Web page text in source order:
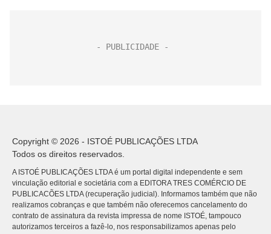
Copyright © 2026 - ISTOÉ PUBLICAÇÕES LTDA
Todos os direitos reservados.
A ISTOÉ PUBLICAÇÕES LTDA é um portal digital independente e sem
vinculação editorial e societária com a EDITORA TRES COMÉRCIO DE
PUBLICACÕES LTDA (recuperação judicial). Informamos também que não
realizamos cobranças e que também não oferecemos cancelamento do
contrato de assinatura da revista impressa de nome ISTOÉ, tampouco
autorizamos terceiros a fazê-lo, nos responsabilizamos apenas pelo